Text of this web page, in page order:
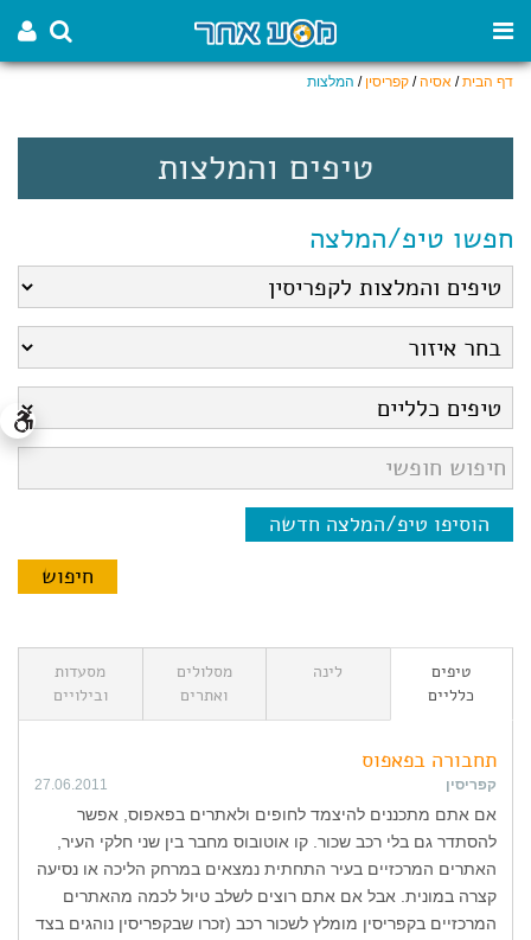
דף הבית/ אסיה/ קפריסין / המלצות
טיפים והמלצות
חפשו טיפ/המלצה
הוסיפו טיפ/המלצה חדשה
טיפים
כלליים
לינה
מסלולים
ואתרים
מסעדות
ובילויים
תחבורה בפאפוס
קפריסין 27.06.2011
אם אתם מתכננים להיצמד לחופים ולאתרים בפאפוס, אפשר
להסתדר גם בלי רכב שכור. קו אוטובוס מחבר בין שני חלקי העיר,
האתרים המרכזיים בעיר התחתית נמצאים במרחק הליכה או נסיעה
קצרה במונית. אבל אם אתם רוצים לשלב טיול לכמה מהאתרים
המרכזיים בקפריסין מומלץ לשכור רכב (זכרו שבקפריסין נוהגים בצד